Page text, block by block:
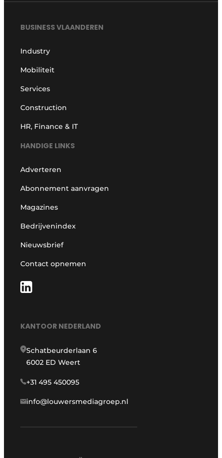
BUSINESS VLAANDEREN
Industry
Mobiliteit
Services
Construction
HR, Finance & IT
HANDIGE LINKS
Adverteren
Abonnement aanvragen
Magazines
Bedrijvenindex
Nieuwsbrief
Contact opnemen
KANTOOR NEDERLAND
Schatbeurderlaan 6
6002 ED Weert
+31 495 450095
info@louwersmediagroep.nl